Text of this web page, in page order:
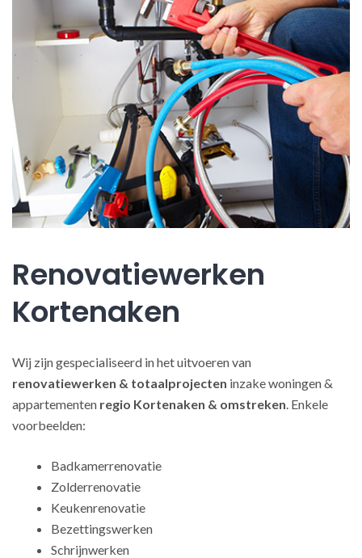
Renovatiewerken
Kortenaken
Wij zijn gespecialiseerd in het uitvoeren van
renovatiewerken & totaalprojecten inzake woningen &
appartementen regio Kortenaken & omstreken. Enkele
voorbeelden:
Badkamerrenovatie
Zolderrenovatie
Keukenrenovatie
Bezettingswerken
Schrijnwerken